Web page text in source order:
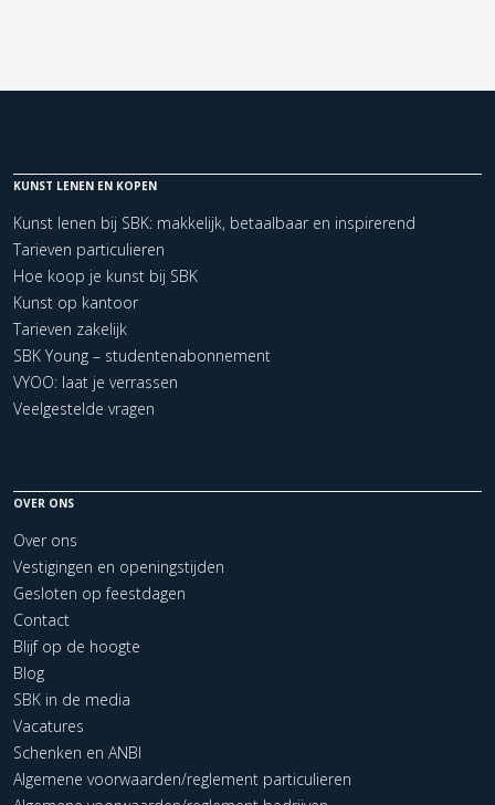
KUNST LENEN EN KOPEN
Kunst lenen bij SBK: makkelijk, betaalbaar en inspirerend
Tarieven particulieren
Hoe koop je kunst bij SBK
Kunst op kantoor
Tarieven zakelijk
SBK Young – studentenabonnement
VYOO: laat je verrassen
Veelgestelde vragen
OVER ONS
Over ons
Vestigingen en openingstijden
Gesloten op feestdagen
Contact
Blijf op de hoogte
Blog
SBK in de media
Vacatures
Schenken en ANBI
Algemene voorwaarden/reglement particulieren